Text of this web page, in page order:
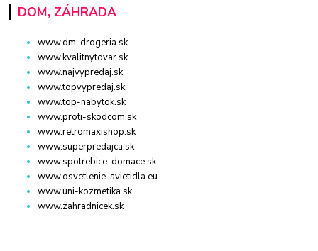
DOM, ZÁHRADA
www.dm-drogeria.sk
www.kvalitnytovar.sk
www.najvypredaj.sk
www.topvypredaj.sk
www.top-nabytok.sk
www.proti-skodcom.sk
www.retromaxishop.sk
www.superpredajca.sk
www.spotrebice-domace.sk
www.osvetlenie-svietidla.eu
www.uni-kozmetika.sk
www.zahradnicek.sk